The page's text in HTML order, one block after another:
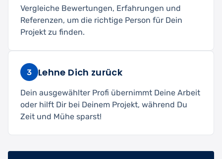
Vergleiche Bewertungen, Erfahrungen und
Referenzen, um die richtige Person für Dein
Projekt zu finden.
3 Lehne Dich zurück
Dein ausgewählter Profi übernimmt Deine Arbeit
oder hilft Dir bei Deinem Projekt, während Du
Zeit und Mühe sparst!